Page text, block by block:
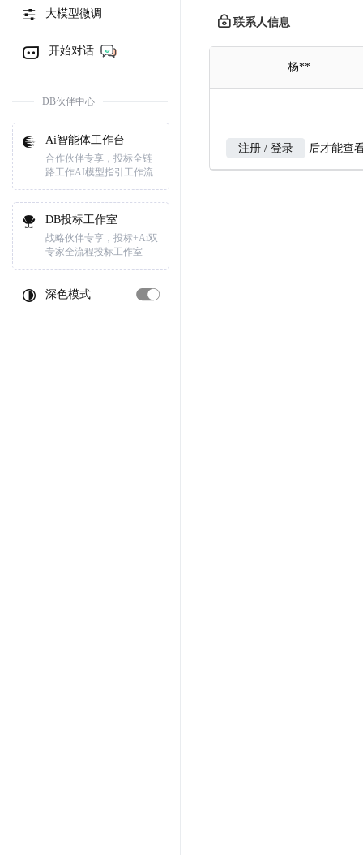
大模型微调
开始对话
DB伙伴中心
Ai智能体工作台
合作伙伴专享，投标全链
路工作AI模型指引工作流
DB投标工作室
战略伙伴专享，投标+Ai双
专家全流程投标工作室
深色模式
联系人信息
杨**
注册 / 登录 后才能查